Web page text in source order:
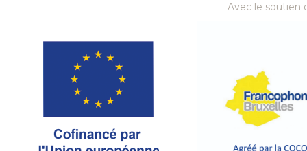
Avec le soutien